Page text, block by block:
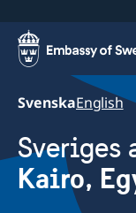
SvenskaEnglish
Sveriges
Kairo,